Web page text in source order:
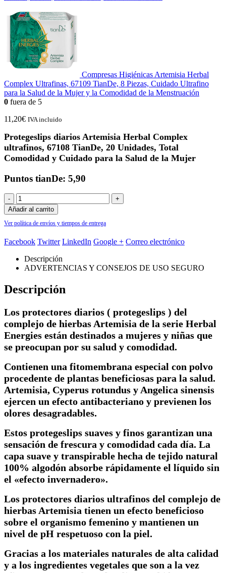
Compresas Higiénicas Artemisia Herbal
Complex Ultrafinas, 67109 TianDe, 8 Piezas, Cuidado Ultrafino
para la Salud de la Mujer y la Comodidad de la Menstruación
0 fuera de 5
11,20€ IVA incluido
Protegeslips diarios Artemisia Herbal Complex
ultrafinos, 67108 TianDe, 20 Unidades, Total
Comodidad y Cuidado para la Salud de la Mujer
Puntos tianDe: 5,90
-
+
Añadir al carrito
Ver política de envíos y tiempos de entrega
Facebook Twitter LinkedIn Google + Correo electrónico
Descripción
ADVERTENCIAS Y CONSEJOS DE USO SEGURO
Descripción
Los protectores diarios ( protegeslips ) del
complejo de hierbas Artemisia de la serie Herbal
Energies están destinados a mujeres y niñas que
se preocupan por su salud y comodidad.
Contienen una fitomembrana especial con polvo
procedente de plantas beneficiosas para la salud.
Artemisia, Cyperus rotundus y Angelica sinensis
ejercen un efecto antibacteriano y previenen los
olores desagradables.
Estos protegeslips suaves y finos garantizan una
sensación de frescura y comodidad cada día. La
capa suave y transpirable hecha de tejido natural
100% algodón absorbe rápidamente el líquido sin
el «efecto invernadero».
Los protectores diarios ultrafinos del complejo de
hierbas Artemisia tienen un efecto beneficioso
sobre el organismo femenino y mantienen un
nivel de pH respetuoso con la piel.
Gracias a los materiales naturales de alta calidad
y a los ingredientes vegetales que son a la vez